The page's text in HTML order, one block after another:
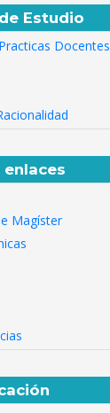
Estudio
Docentes
Magíster